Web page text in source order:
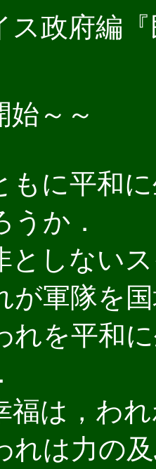
政府編『
始～～
に平和
うか．
しない
軍隊を
れを平和
は，わ
れは力の